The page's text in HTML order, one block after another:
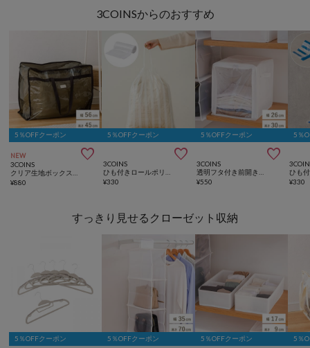
3COINSからのおすすめ
5％OFFクーポン
NEW 
3COINS
¥880
5％OFFクーポン

3COINS
¥330
5％OFFクーポン

3COINS
¥550
5％
¥330
すっきり見せるクローゼット収納
5％OFFクーポン 5％OFFクーポン 5％OFFクーポン 5％